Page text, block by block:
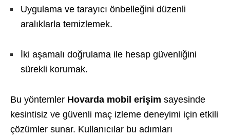
Uygulama ve tarayıcı önbelleğini düzenli
aralıklarla temizlemek.
İki aşamalı doğrulama ile hesap güvenliğini
sürekli korumak.
Bu yöntemler Hovarda mobil erişim sayesinde
kesintisiz ve güvenli maç izleme deneyimi için etkili
çözümler sunar. Kullanıcılar bu adımları